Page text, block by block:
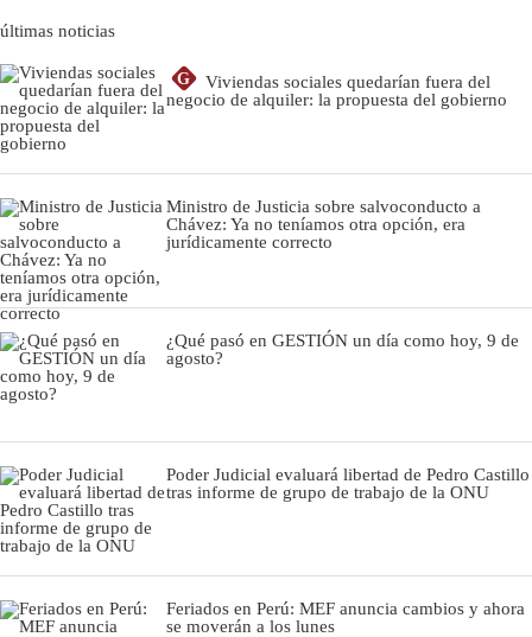
últimas noticias
G
Viviendas sociales quedarían fuera del
negocio de alquiler: la propuesta del gobierno
Ministro de Justicia sobre salvoconducto a
Chávez: Ya no teníamos otra opción, era
jurídicamente correcto
¿Qué pasó en GESTIÓN un día como hoy, 9 de
agosto?
Poder Judicial evaluará libertad de Pedro Castillo
tras informe de grupo de trabajo de la ONU
Feriados en Perú: MEF anuncia cambios y ahora
se moverán a los lunes